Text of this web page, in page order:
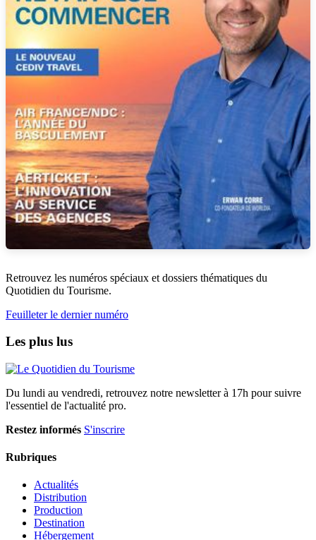
Retrouvez les numéros spéciaux et dossiers thématiques du
Quotidien du Tourisme.
Feuilleter le dernier numéro
Les plus lus
Du lundi au vendredi, retrouvez notre newsletter à 17h pour suivre
l'essentiel de l'actualité pro.
Restez informés S'inscrire
Rubriques
Actualités
Distribution
Production
Destination
Hébergement